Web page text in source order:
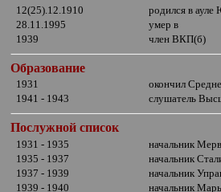
12(25).12.1910
родился в ауле
28.11.1995
умер в
1939
член ВКП(б)
Образование
1931
окончил
1941 - 1943
слушатель
Послужной список
1931 - 1935
начальник
1935 - 1937
начальник
1937 - 1939
начальник
1939 - 1940
начальник